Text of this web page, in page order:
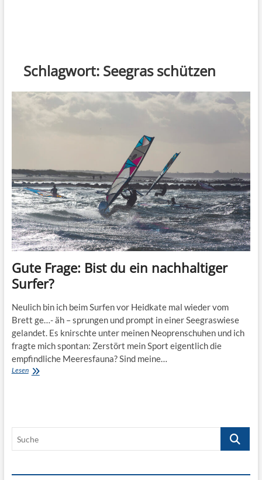
Schlagwort: Seegras schützen
Gute Frage: Bist du ein nachhaltiger
Surfer?
Neulich bin ich beim Surfen vor Heidkate mal wieder vom
Brett ge…- äh – sprungen und prompt in einer Seegraswiese
gelandet. Es knirschte unter meinen Neoprenschuhen und ich
fragte mich spontan: Zerstört mein Sport eigentlich die
empfindliche Meeresfauna? Sind meine…
LesenGute
Suche